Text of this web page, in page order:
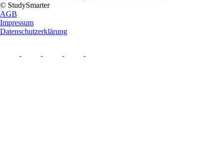
© StudySmarter
AGB
Impressum
Datenschutzerklärung